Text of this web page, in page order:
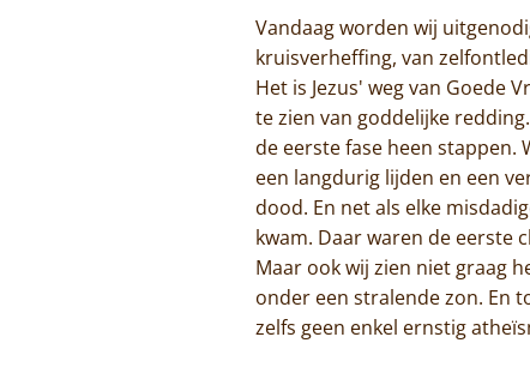
Vandaag worden wij
kruisverheffing, van
Het is Jezus' weg van Goede
te zien van goddelijke
de eerste fase heen
een langdurig lijden en een
dood. En net als elke
kwam. Daar waren de eerste
Maar ook wij zien niet graag
onder een stralende zon. En
zelfs geen enkel ernstig